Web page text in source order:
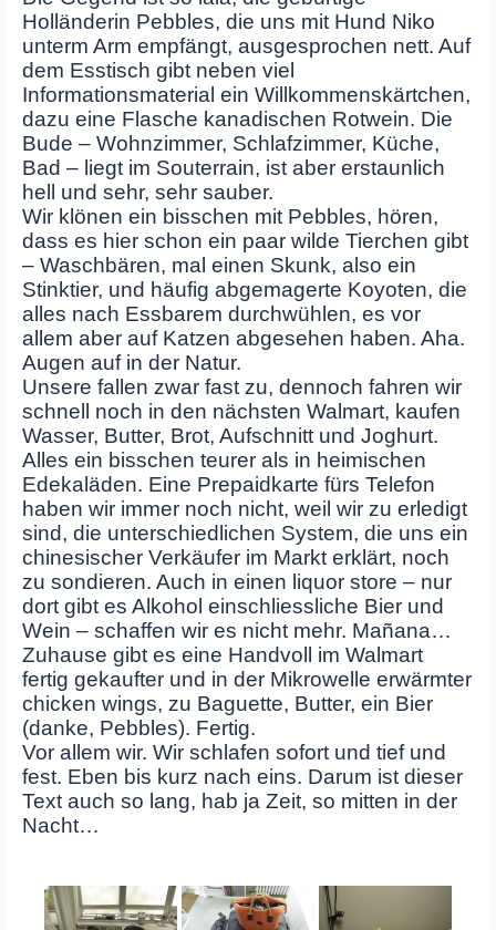
Holländerin Pebbles, die uns mit Hund Niko
unterm Arm empfängt, ausgesprochen nett. Auf
dem Esstisch gibt neben viel
Informationsmaterial ein Willkommenskärtchen,
dazu eine Flasche kanadischen Rotwein. Die
Bude – Wohnzimmer, Schlafzimmer, Küche,
Bad – liegt im Souterrain, ist aber erstaunlich
hell und sehr, sehr sauber.
Wir klönen ein bisschen mit Pebbles, hören,
dass es hier schon ein paar wilde Tierchen gibt
– Waschbären, mal einen Skunk, also ein
Stinktier, und häufig abgemagerte Koyoten, die
alles nach Essbarem durchwühlen, es vor
allem aber auf Katzen abgesehen haben. Aha.
Augen auf in der Natur.
Unsere fallen zwar fast zu, dennoch fahren wir
schnell noch in den nächsten Walmart, kaufen
Wasser, Butter, Brot, Aufschnitt und Joghurt.
Alles ein bisschen teurer als in heimischen
Edekaläden. Eine Prepaidkarte fürs Telefon
haben wir immer noch nicht, weil wir zu erledigt
sind, die unterschiedlichen System, die uns ein
chinesischer Verkäufer im Markt erklärt, noch
zu sondieren. Auch in einen liquor store – nur
dort gibt es Alkohol einschliessliche Bier und
Wein – schaffen wir es nicht mehr. Mañana…
Zuhause gibt es eine Handvoll im Walmart
fertig gekaufter und in der Mikrowelle erwärmter
chicken wings, zu Baguette, Butter, ein Bier
(danke, Pebbles). Fertig.
Vor allem wir. Wir schlafen sofort und tief und
fest. Eben bis kurz nach eins. Darum ist dieser
Text auch so lang, hab ja Zeit, so mitten in der
Nacht…